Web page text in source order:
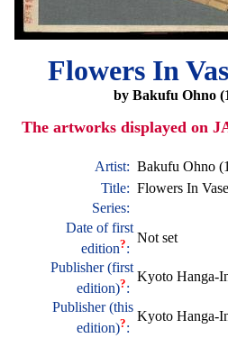
Flowers In
by Bakufu Ohno
The artworks displayed on
Artist: Bakufu Ohno
Title: Flowers In
Series:
Date of first
edition?:
Not set
Publisher (first
edition)?:
Kyoto Hanga-
Publisher (this
edition)?:
Kyoto Hanga-